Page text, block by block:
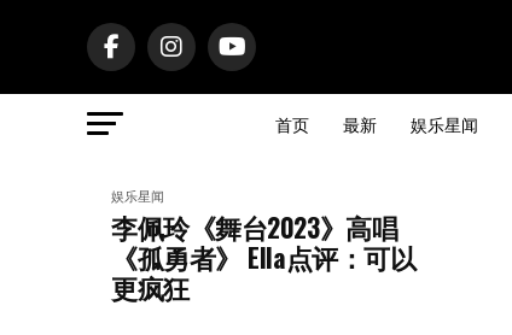
首页 最新 娱乐星闻
娱乐星闻
李佩玲《舞台2023》高唱
《孤勇者》 Ella点评：可以
更疯狂